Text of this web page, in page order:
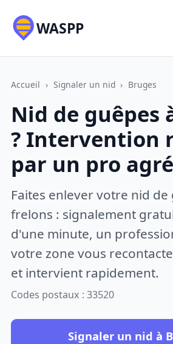
WASPP
Accueil › Signaler un nid › Bruges
Nid de guêpes
? Intervention
par un pro
Faites enlever votre nid de
frelons : signalement
d'une minute, un
votre zone vous
et intervient rapidement.
Codes postaux : 33520
Signaler un nid à